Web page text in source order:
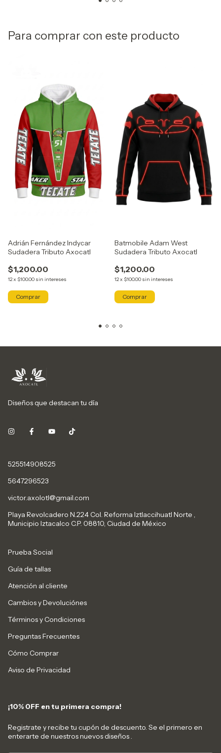
Para comprar con este producto
Adrián Fernández Indycar
Sudadera Tributo Axocatl
$1,200.00
12x $100.00 sin intereses
Comprar
Batmobile Adam West
Sudadera Tributo Axocatl
$1,200.00
12x $100.00 sin intereses
Comprar
Diseños que destacan tu día
525514908525
5647296523
victor.axolotl@gmail.com
Playa Revolcadero N.224 Col. Reforma Iztlaccihuatl Norte ,
Municipio Iztacalco C.P. 08810, Ciudad de México
Prueba Social
Guía de tallas
Atención al cliente
Cambios y Devoluciónes
Términos y Condiciones
Preguntas Frecuentes
Cómo Comprar
Aviso de Privacidad
¡10% 0FF en tu primera compra!
Registrate y recibe tu cupón de descuento. Se el primero en
enterarte de nuestros nuevos diseños .